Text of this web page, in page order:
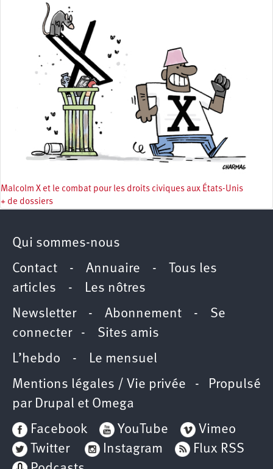
Malcolm X et le combat pour les droits civiques aux États-Unis
+ de dossiers
Qui sommes-nous
Contact - Annuaire -
Tous les
articles - Les nôtres
Newsletter- Abonnement - Se
connecter- Sites amis
L’hebdo - Le mensuel
Mentions légales / Vie privée - Propulsé
par Drupal et Omega
Facebook
YouTube
Vimeo
Twitter
Instagram
Flux RSS